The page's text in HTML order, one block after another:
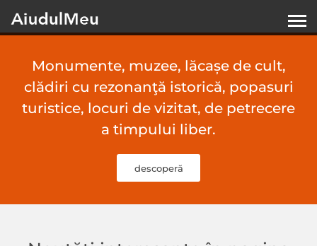
Monumente, muzee, lăcașe de cult,
clădiri cu rezonanţă istorică, popasuri
turistice, locuri de vizitat, de petrecere
a timpului liber.
descoperă